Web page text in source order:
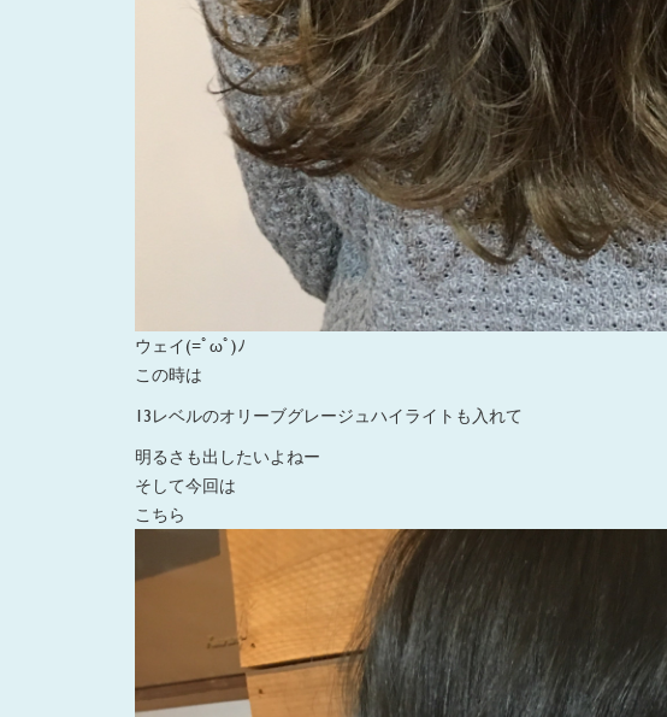
ウェイ(=ﾟωﾟ)ﾉ
この時は
13レベルのオリーブグレージュハイライトも入れて
明るさも出したいよねー
そして今回は
こちら